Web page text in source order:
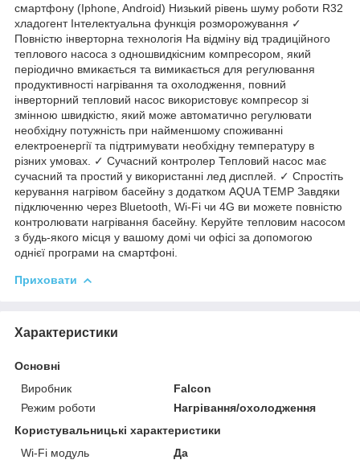
смартфону (Iphone, Android) Низький рівень шуму роботи R32
хладогент Інтелектуальна функція розморожування ✓
Повністю інверторна технологія На відміну від традиційного
теплового насоса з одношвидкісним компресором, який
періодично вмикається та вимикається для регулювання
продуктивності нагрівання та охолодження, повний
інверторний тепловий насос використовує компресор зі
змінною швидкістю, який може автоматично регулювати
необхідну потужність при найменшому споживанні
електроенергії та підтримувати необхідну температуру в
різних умовах. ✓ Сучасний контролер Тепловий насос має
сучасний та простий у використанні лед дисплей. ✓ Спростіть
керування нагрівом басейну з додатком AQUA TEMP Завдяки
підключенню через Bluetooth, Wi-Fi чи 4G ви можете повністю
контролювати нагрівання басейну. Керуйте тепловим насосом
з будь-якого місця у вашому домі чи офісі за допомогою
однієї програми на смартфоні.
Приховати
Характеристики
Основні
Виробник
Falcon
Режим роботи
Нагрівання/охолодження
Користувальницькі характеристики
Wi-Fi модуль
Да